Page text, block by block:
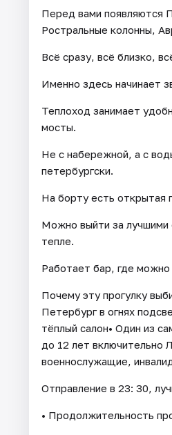
Перед вами появляются
Ростральные колонны,
Всё сразу, всё близко,
Именно здесь начинает
Теплоход занимает
мосты.
Не с набережной, а с
петербургски.
На борту есть открытая
Можно выйти за лучшими
тепле.
Работает бар, где можно
Почему эту прогулку
Петербург в огнях
тёплый салон• Один из
до 12 лет включительно
военнослужащие,
Отправление в 23: 30,
• Продолжительность